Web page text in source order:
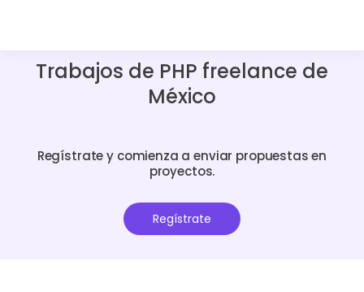
Trabajos de PHP freelance de
México
Regístrate y comienza a enviar propuestas en
proyectos.
Regístrate